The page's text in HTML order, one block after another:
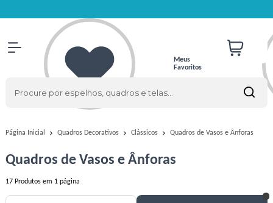
Meus
Favoritos
Página Inicial Quadros Decorativos Clássicos Quadros de Vasos e Ânforas
Quadros de Vasos e Ânforas
17 Produtos em 1 página